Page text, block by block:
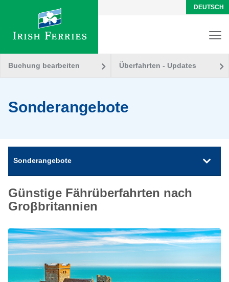
DEUTSCH
Buchung bearbeiten Überfahrten - Updates
Sonderangebote
Sonderangebote
Günstige Fährüberfahrten nach
Groβbritannien